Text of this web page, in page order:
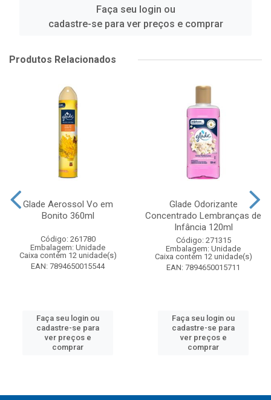
Faça seu login ou
cadastre-se para ver preços e comprar
Produtos Relacionados
Glade Aerossol Vo em
Bonito 360ml
Código: 261780
Embalagem: Unidade
Caixa contém 12 unidade(s)
EAN: 7894650015544
Faça seu login ou
cadastre-se para
ver preços e
comprar
Glade Odorizante
Concentrado Lembranças de
Infância 120ml
Código: 271315
Embalagem: Unidade
Caixa contém 12 unidade(s)
EAN: 7894650015711
Faça seu login ou
cadastre-se para
ver preços e
comprar